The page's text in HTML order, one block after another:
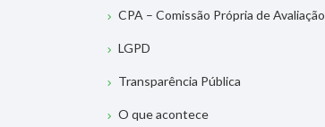
CPA – Comissão Própria de Avaliação
LGPD
Transparência Pública
O que acontece